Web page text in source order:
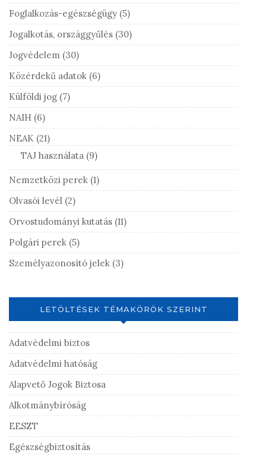
Foglalkozás-egészségügy (5)
Jogalkotás, országgyűlés (30)
Jogvédelem (30)
Közérdekű adatok (6)
Külföldi jog (7)
NAIH (6)
NEAK (21)
TAJ használata (9)
Nemzetközi perek (1)
Olvasói levél (2)
Orvostudományi kutatás (11)
Polgári perek (5)
Személyazonosító jelek (3)
LETÖLTÉSEK TÉMAKÖRÖK SZERINT
Adatvédelmi biztos
Adatvédelmi hatóság
Alapvető Jogok Biztosa
Alkotmánybíróság
EESZT
Egészségbiztosítás